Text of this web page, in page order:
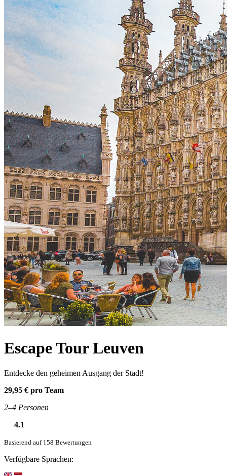
Escape Tour Leuven
Entdecke den geheimen Ausgang der Stadt!
29,95 € pro Team
2–4 Personen
4.1
Basierend auf 158 Bewertungen
Verfügbare Sprachen: